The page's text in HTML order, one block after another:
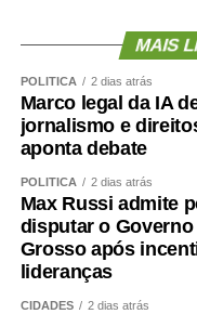
MAIS
POLÍTICA 2 dias atrás
Marco legal da IA
jornalismo e
aponta debate
POLÍTICA 2 dias atrás
Max Russi admite
disputar o Governo
Grosso após
lideranças
CIDADES 2 dias atrás